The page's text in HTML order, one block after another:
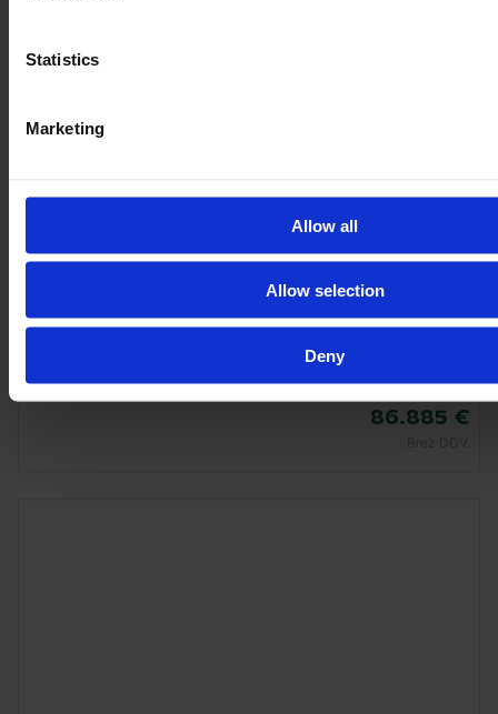
Statistics
Marketing
Allow all
Allow selection
Deny
CLAAS ARION 550 CMATIC
Leto Konjskih moči Ure
86.885 €